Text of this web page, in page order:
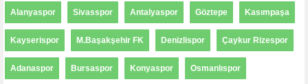
Alanyaspor Sivasspor Antalyaspor Göztepe Kasımpaşa
Kayserispor M.Başakşehir FK Denizlispor Çaykur Rizespor
Adanaspor Bursaspor Konyaspor Osmanlıspor